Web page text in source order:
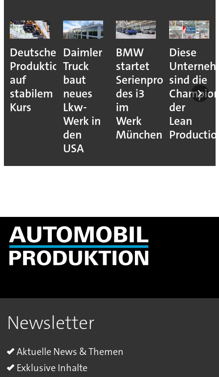
Deutsche
Produktion
auf
stabilem
Kurs
Daimler
Truck
baut
neues
Lkw-
Werk in
den
USA
BMW
startet
Serienproduktion
des i3
im
Werk
München
Diese
sind die
der
Lean
Newsletter
Aktuelle News & Themen
Exklusive Inhalte